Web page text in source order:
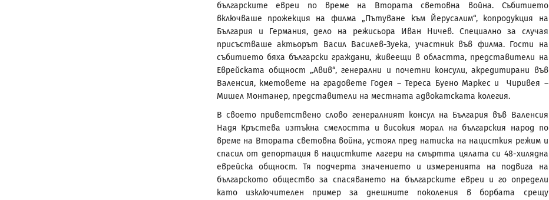
българските евреи по време на Втората световна война. Събитието
включваше прожекция на филма „Пътуване към Йерусалим“, копродукция на
България и Германия, дело на режисьора Иван Ничев. Специално за случая
присъстваше актьорът Васил Василев-Зуека, участник във филма. Гости на
събитието бяха български граждани, живеещи в областта, представители на
Еврейската общност „Авив“, генерални и почетни консули, акредитирани във
Валенсия, кметовете на градовете Годея – Тереса Буено Маркес и Чиривея –
Мишел Монтанер, представители на местната адвокатската колегия.
В своето приветствено слово генералният консул на България във Валенсия
Надя Кръстева изтъкна смелостта и високия морал на българския народ по
време на Втората световна война, устоял пред натиска на нацисткия режим и
спасил от депортация в нацистките лагери на смъртта цялата си 48-хилядна
еврейска общност. Тя подчерта значението и измеренията на подвига на
българското общество за спасяването на българските евреи и го определи
като изключителен пример за днешните поколения в борбата срещу